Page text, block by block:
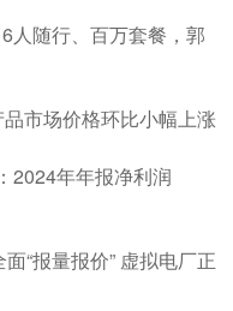
人随行、百万套餐，郭
市场价格环比小幅上涨
2024年年报净利润
“报量报价” 虚拟电厂正